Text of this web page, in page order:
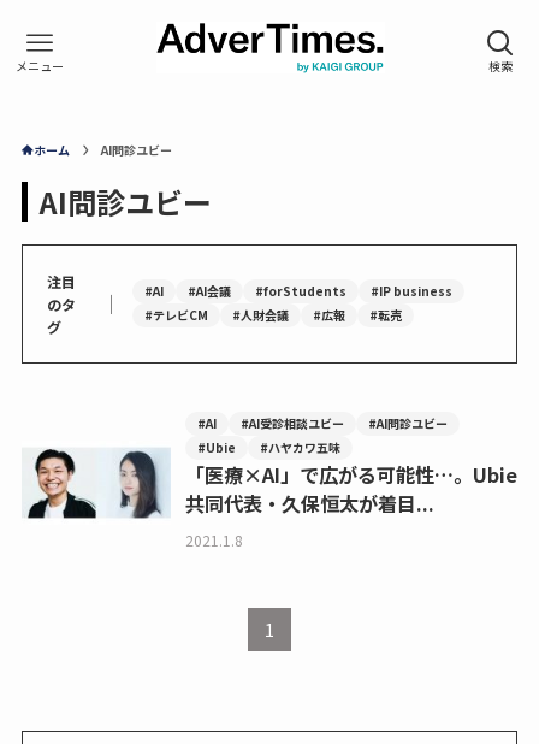
ホーム AI問診ユビー
AI問診ユビー
注目
のタ
グ
｜ #AI #AI会議 #forStudents
#IP business
#テレビCM
#人財会議 #広報 #転売
#AI #AI受診相談ユビー
#AI問診ユビー
#Ubie
#ハヤカワ五味
「医療×AI」で広がる可能性…。Ubie
共同代表・久保恒太が着目...
2021.1.8
1